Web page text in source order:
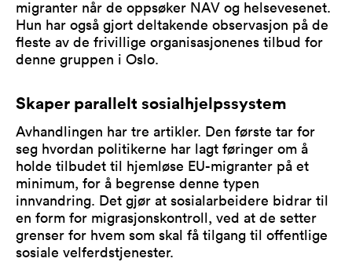
migranter når de oppsøker NAV og helsevesenet.
Hun har også gjort deltakende observasjon på de
fleste av de frivillige organisasjonenes tilbud for
denne gruppen i Oslo.
Skaper parallelt sosialhjelpssystem
Avhandlingen har tre artikler. Den første tar for
seg hvordan politikerne har lagt føringer om å
holde tilbudet til hjemløse EU-migranter på et
minimum, for å begrense denne typen
innvandring. Det gjør at sosialarbeidere bidrar til
en form for migrasjonskontroll, ved at de setter
grenser for hvem som skal få tilgang til offentlige
sosiale velferdstjenester.